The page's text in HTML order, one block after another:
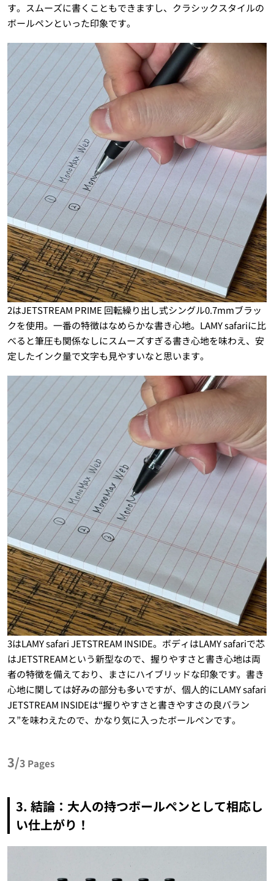
す。スムーズに書くこともできますし、クラシックスタイルの
ボールペンといった印象です。
2はJETSTREAM PRIME 回転繰り出し式シングル0.7mmブラッ
クを使用。一番の特徴はなめらかな書き心地。LAMY safariに比
べると筆圧も関係なしにスムーズすぎる書き心地を味わえ、安
定したインク量で文字も見やすいなと思います。
3はLAMY safari JETSTREAM INSIDE。ボディはLAMY safariで芯
はJETSTREAMという新型なので、握りやすさと書き心地は両
者の特徴を備えており、まさにハイブリッドな印象です。書き
心地に関しては好みの部分も多いですが、個人的にLAMY safari
JETSTREAM INSIDEは“握りやすさと書きやすさの良バラン
ス”を味わえたので、かなり気に入ったボールペンです。
3/3 Pages
3. 結論：大人の持つボールペンとして相応し
い仕上がり！